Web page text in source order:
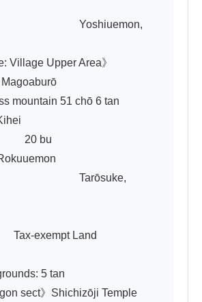
Upper Area》
51 chō 6 tan
bu
Land
grounds: 5 tan
sect》Shichizōji Temple